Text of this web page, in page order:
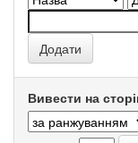
Вивести на